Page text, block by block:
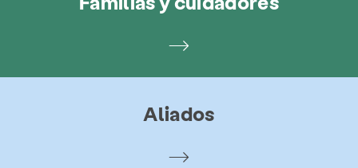
Aliados